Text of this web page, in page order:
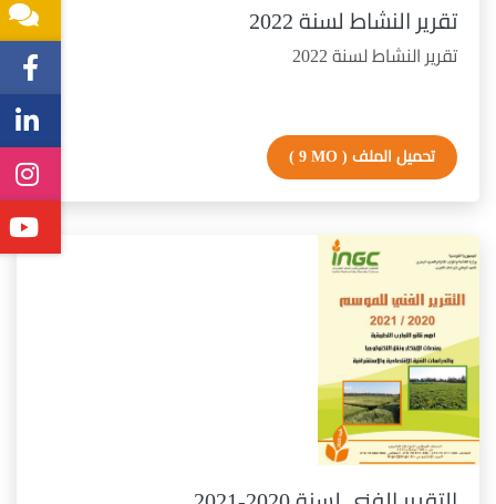
تقرير النشاط لسنة 2022
تقرير النشاط لسنة 2022
تحميل الملف ( 9 MO )